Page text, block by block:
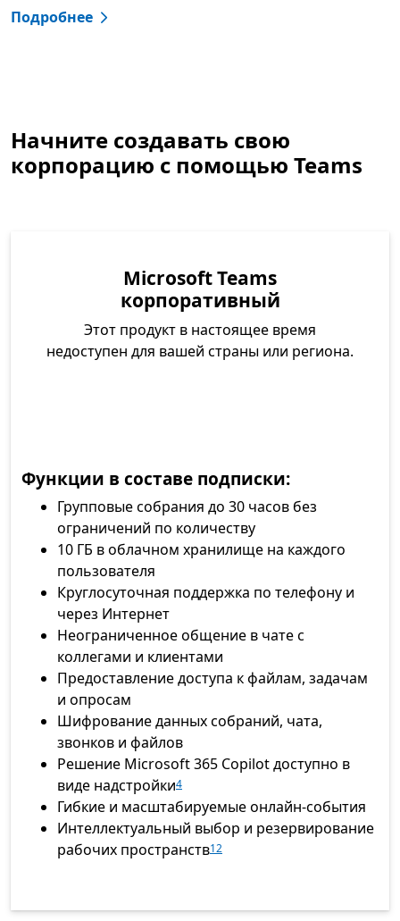
Подробнее
Начните создавать свою
корпорацию с помощью Teams
Microsoft Teams
корпоративный
Этот продукт в настоящее время
недоступен для вашей страны или региона.
Функции в составе подписки:
Групповые собрания до 30 часов без
ограничений по количеству
10 ГБ в облачном хранилище на каждого
пользователя
Круглосуточная поддержка по телефону и
через Интернет
Неограниченное общение в чате с
коллегами и клиентами
Предоставление доступа к файлам, задачам
и опросам
Шифрование данных собраний, чата,
звонков и файлов
Решение Microsoft 365 Copilot доступно в
виде надстройки4
Гибкие и масштабируемые онлайн-события
Интеллектуальный выбор и резервирование
рабочих пространств12